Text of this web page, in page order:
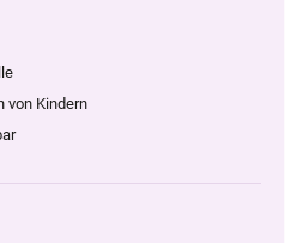
von Kindern